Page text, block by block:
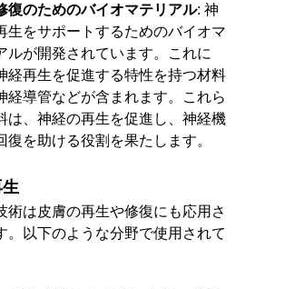
復のためのバイオマテリアル: 神
生をサポートするためのバイオマ
ルが開発されています。これに
経再生を促進する特性を持つ材料
経導管などが含まれます。これら
は、神経の再生を促進し、神経機
復を助ける役割を果たします。
術は皮膚の再生や修復にも応用さ
。以下のような分野で使用されて